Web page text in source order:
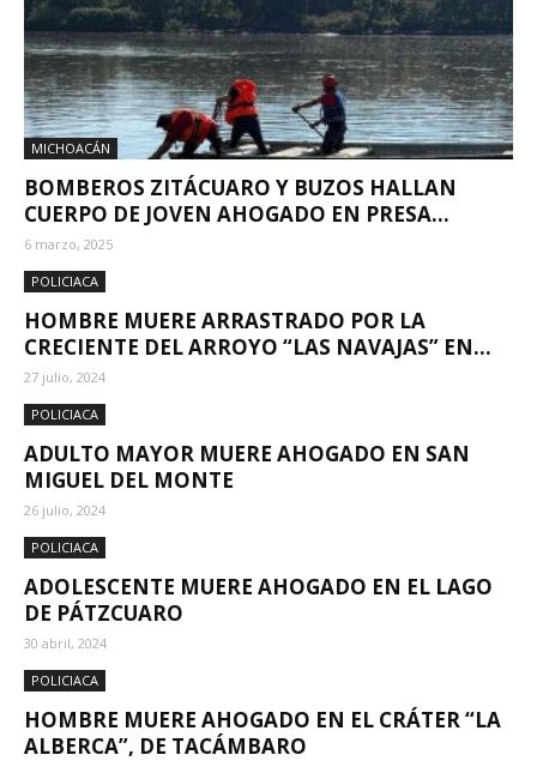
MICHOACÁN
BOMBEROS ZITÁCUARO Y BUZOS HALLAN
CUERPO DE JOVEN AHOGADO EN PRESA...
6 marzo, 2025
POLICIACA
HOMBRE MUERE ARRASTRADO POR LA
CRECIENTE DEL ARROYO “LAS NAVAJAS” EN...
27 julio, 2024
POLICIACA
ADULTO MAYOR MUERE AHOGADO EN SAN
MIGUEL DEL MONTE
26 julio, 2024
POLICIACA
ADOLESCENTE MUERE AHOGADO EN EL LAGO
DE PÁTZCUARO
30 abril, 2024
POLICIACA
HOMBRE MUERE AHOGADO EN EL CRÁTER “LA
ALBERCA”, DE TACÁMBARO